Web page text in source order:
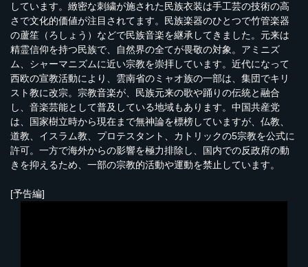
しています。緻密な刺繍が施された民族衣装は手工芸の技術の高
さで文化的価値が注目されてます。民族楽器のひとつで竹管楽器
の蘆笙（ろしょう）などで民族音楽を継承してきました。元来は
精霊信仰を持つ民族で、自然界の全てが畏敬の対象。アミニズ
ム、シャーマニズムに近い宗教を崇拝しています。近代になって
西欧の宣教活動により、雲南省のミャオ族の一部は、集団でキリ
スト教に改宗。宗教音楽が、民族元来の歌や踊りの伝統と融合
し、音楽芸能として普及している地域もあります。中国共産党
は、国家樹立時から現在まで無神論を標榜していますが、仏教、
道教、イスラム教、プロテスタント、カトリックの5宗教を公式に
許可。一方で海外からの影響を極力排除し、国内での反政府の動
きを抑えるため、一部の宗教的活動や運動を禁止しています。
[予告編]